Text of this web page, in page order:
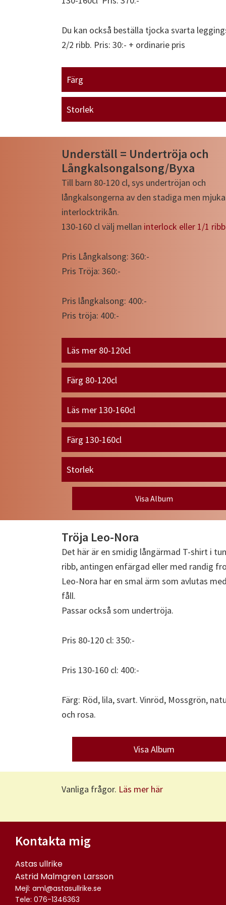
Du kan också beställa tjocka svarta
2/2 ribb. Pris: 30:- + ordinarie pris
Färg
Storlek
Underställ = Undertröja och
Långkalsongalsong/Byxa
Till barn 80-120 cl, sys undertröjan och
långkalsongerna av den stadiga men mjuka
interlocktrikån.
130-160 cl välj mellan interlock eller 1/1 ribb
Pris Långkalsong: 360:-
Pris Tröja: 360:-
Pris långkalsong: 400:-
Pris tröja: 400:-
Läs mer 80-120cl
Färg 80-120cl
Läs mer 130-160cl
Färg 130-160cl
Storlek
Visa Album
Tröja Leo-Nora
Det här är en smidig långärmad T-shirt i
ribb, antingen enfärgad eller med randig
Leo-Nora har en smal ärm som avlutas
fåll.
Passar också som undertröja.
Pris 80-120 cl: 350:-
Pris 130-160 cl: 400:-
Färg: Röd, lila, svart. Vinröd, Mossgrön,
och rosa.
Visa Album
Vanliga frågor. Läs mer här
Kontakta mig
Astas ullrike
Astrid Malmgren Larsson
Mejl: aml@astasullrike.se
Tele: 076-1346363